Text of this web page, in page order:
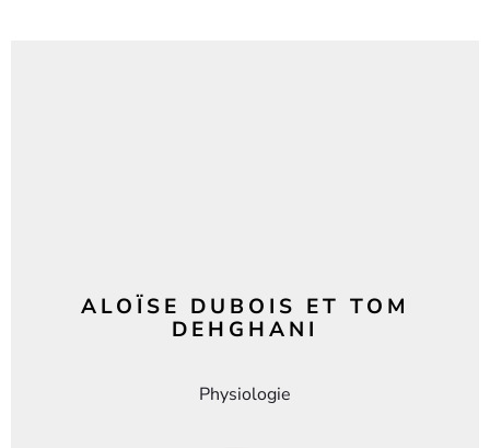
ALOÏSE DUBOIS ET TOM
DEHGHANI
Physiologie